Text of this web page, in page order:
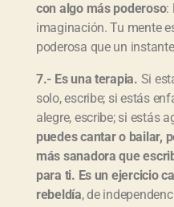
con algo más poderoso:
imaginación. Tu mente
poderosa que un
7.- Es una terapia. Si
solo, escribe; si estás
alegre, escribe; si estás
puedes cantar o bailar,
más sanadora que
para ti. Es un ejercicio
rebeldía, de